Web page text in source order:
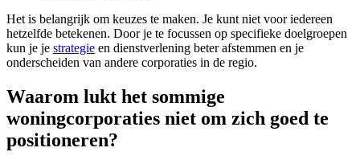
Het is belangrijk om keuzes te maken. Je kunt niet voor iedereen
hetzelfde betekenen. Door je te focussen op specifieke doelgroepen
kun je je strategie en dienstverlening beter afstemmen en je
onderscheiden van andere corporaties in de regio.
Waarom lukt het sommige
woningcorporaties niet om zich goed te
positioneren?